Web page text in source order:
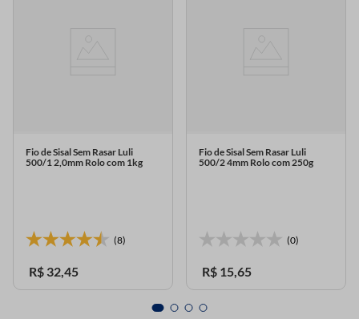
Fio de Sisal Sem Rasar Luli
500/1 2,0mm Rolo com 1kg
(8)
R$ 32,45
Fio de Sisal Sem Rasar Luli
500/2 4mm Rolo com 250g
(0)
R$ 15,65